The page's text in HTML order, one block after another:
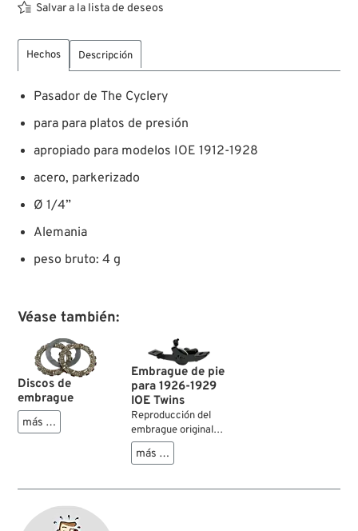
Salvar a la lista de deseos
Hechos Descripción
Pasador de The Cyclery
para para platos de presión
apropiado para modelos IOE 1912-1928
acero, parkerizado
Ø 1/4”
Alemania
peso bruto: 4 g
Véase también:
Discos de
embrague
más …
Embrague de pie
para 1926-1929
IOE Twins
Reproducción del
embrague original
de pie de Harley
para los IOE twins de
completo contiene
más …